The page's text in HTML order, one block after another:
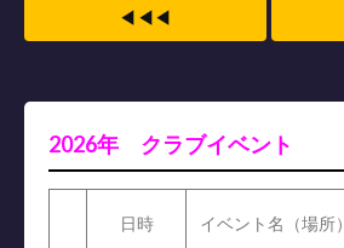
◀◀◀
2026年 クラブイベント
日時 イベント名（場所）